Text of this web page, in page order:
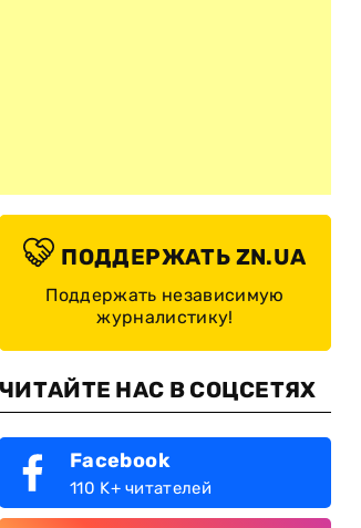
ПОДДЕРЖАТЬ ZN.UA
Поддержать независимую
журналистику!
ЧИТАЙТЕ НАС В СОЦСЕТЯХ
Facebook
110 K+ читателей